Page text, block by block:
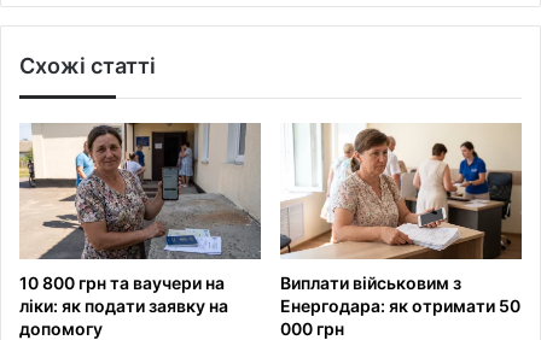
Схожі статті
10 800 грн та ваучери на
ліки: як подати заявку на
допомогу
Виплати військовим з
Енергодара: як отримати 50
000 грн